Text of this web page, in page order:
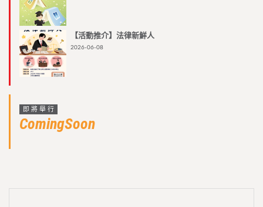
【活動推介】法律新鮮人
2026-06-08
即將舉行
ComingSoon